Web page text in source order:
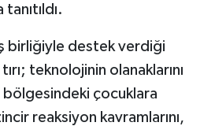
tanıtıldı.
birliğiyle destek verdiği
teknolojinin olanaklarını
bölgesindeki çocuklara
reaksiyon kavramlarını,